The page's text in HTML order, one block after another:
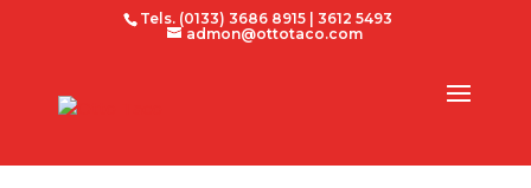
Tels. (0133) 3686 8915 | 3612 5493
admon@ottotaco.com